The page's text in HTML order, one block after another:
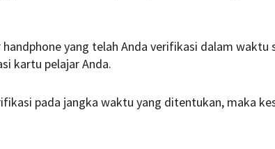
yang telah Anda verifikasi dalam
kartu pelajar Anda.
pada jangka waktu yang ditentukan, maka